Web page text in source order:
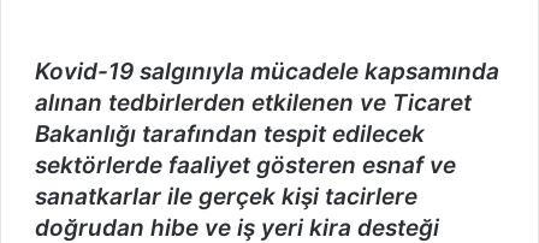
Kovid-19 salgınıyla mücadele kapsamında
alınan tedbirlerden etkilenen ve Ticaret
Bakanlığı tarafından tespit edilecek
sektörlerde faaliyet gösteren esnaf ve
sanatkarlar ile gerçek kişi tacirlere
doğrudan hibe ve iş yeri kira desteği